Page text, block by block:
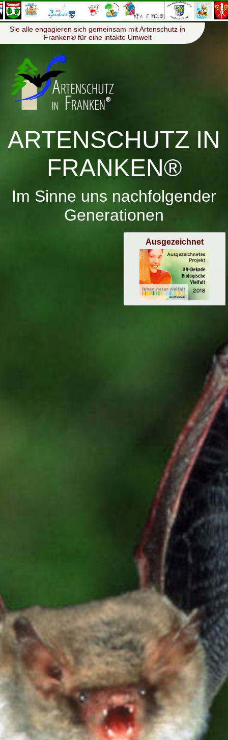
Menü ≡
Sie alle engagieren sich gemeinsam mit Artenschutz in
Franken® für eine intakte Umwelt
ARTENSCHUTZ IN
FRANKEN®
Im Sinne uns nachfolgender
Generationen
Ausgezeichnet